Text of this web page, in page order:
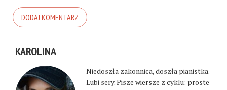
KAROLINA
Niedoszła zakonnica, doszła pianistka.
Lubi sery. Pisze wiersze z cyklu: proste